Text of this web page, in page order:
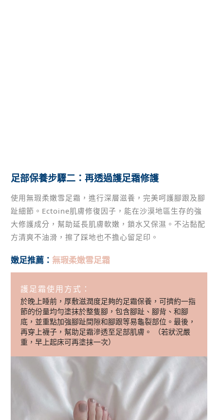
足部保養步驟二：再透過護足霜修護
使用無瑕柔嫩雪足霜，進行深層滋養，完美呵護腳跟及腳
趾細節。Ectoine肌膚修復因子，能在沙漠地區生存的強
大修護成分，幫助延長肌膚軟嫩，鎖水又保濕。不沾黏配
方清爽不油滑，擦了踩地也不擔心留足印。
嫩足推薦： 無瑕柔嫩雪足霜
護足霜使用方式：
於晚上睡前，厚敷滋潤度足夠的足霜保養，可擠約一指
節的份量均勻塗抹於整隻腳，包含腳趾、腳背、和腳
底，並重點加強腳趾間隙和腳跟等易龜裂部位。最後，
再穿上襪子，幫助足霜滲透至足部肌膚。 （若狀況嚴
重，早上起床可再塗抹一次）